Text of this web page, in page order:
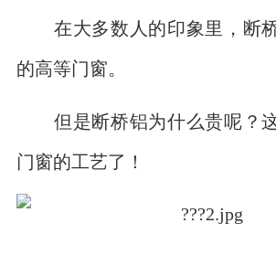
在大多数人的印象里，断桥
的高等门窗。
但是断桥铝为什么贵呢？这
门窗的工艺了！